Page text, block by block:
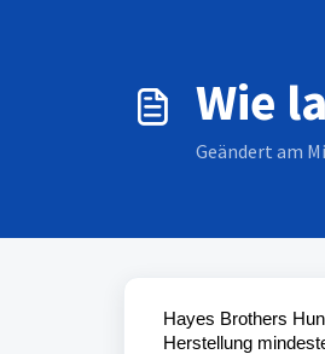
Wie
Geändert am
Hayes Brothers
Herstellung